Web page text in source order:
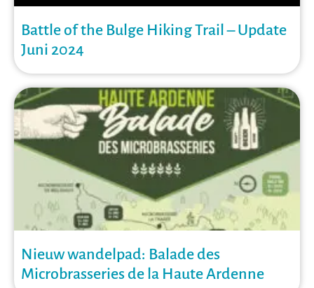
Battle of the Bulge Hiking Trail – Update
Juni 2024
Nieuw wandelpad: Balade des
Microbrasseries de la Haute Ardenne